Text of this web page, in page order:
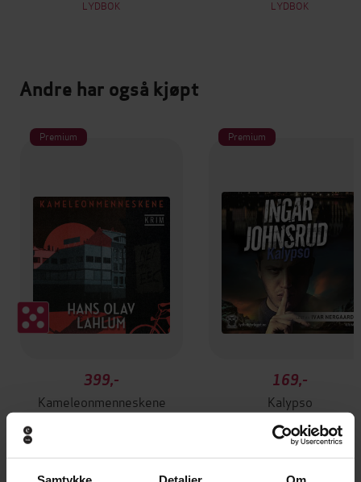
LYDBOK LYDBOK
Andre har også kjøpt
Premium
399,-
Kameleonmenneskene
Premium
169,-
Kalypso
Ingar Johnsrud
LYDBOK